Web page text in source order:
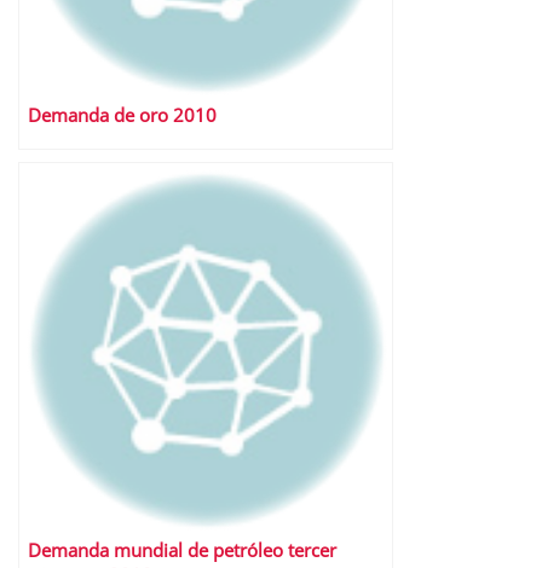
Demanda de oro 2010
Demanda mundial de petróleo tercer